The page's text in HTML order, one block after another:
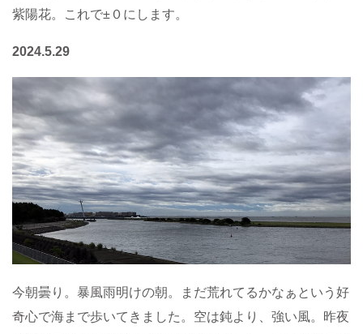
紫陽花。これで±０にします。
2024.5.29
今朝曇り。暴風雨明けの朝。まだ荒れてるかなぁという好
奇心で海まで歩いてきました。空は鈍より、強い風。昨夜